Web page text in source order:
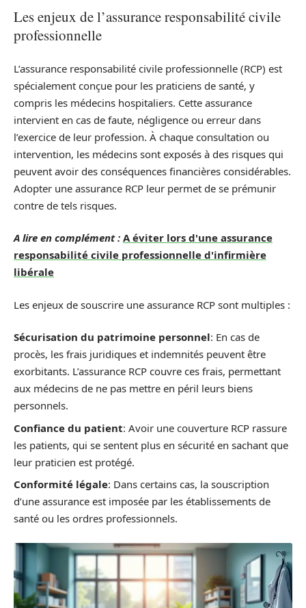
Les enjeux de l’assurance responsabilité civile
professionnelle
L’assurance responsabilité civile professionnelle (RCP) est
spécialement conçue pour les praticiens de santé, y
compris les médecins hospitaliers. Cette assurance
intervient en cas de faute, négligence ou erreur dans
l’exercice de leur profession. À chaque consultation ou
intervention, les médecins sont exposés à des risques qui
peuvent avoir des conséquences financières considérables.
Adopter une assurance RCP leur permet de se prémunir
contre de tels risques.
A lire en complément : A éviter lors d'une assurance
responsabilité civile professionnelle d'infirmière
libérale
Les enjeux de souscrire une assurance RCP sont multiples :
Sécurisation du patrimoine personnel: En cas de
procès, les frais juridiques et indemnités peuvent être
exorbitants. L’assurance RCP couvre ces frais, permettant
aux médecins de ne pas mettre en péril leurs biens
personnels.
Confiance du patient: Avoir une couverture RCP rassure
les patients, qui se sentent plus en sécurité en sachant que
leur praticien est protégé.
Conformité légale: Dans certains cas, la souscription
d’une assurance est imposée par les établissements de
santé ou les ordres professionnels.